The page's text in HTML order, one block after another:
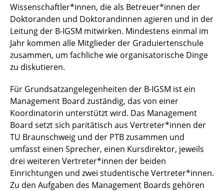
Wissenschaftler*innen, die als Betreuer*innen der
Doktoranden und Doktorandinnen agieren und in der
Leitung der B-IGSM mitwirken. Mindestens einmal im
Jahr kommen alle Mitglieder der Graduiertenschule
zusammen, um fachliche wie organisatorische Dinge
zu diskutieren.
Für Grundsatzangelegenheiten der B-IGSM ist ein
Management Board zuständig, das von einer
Koordinatorin unterstützt wird. Das Management
Board setzt sich paritätisch aus Vertreter*innen der
TU Braunschweig und der PTB zusammen und
umfasst einen Sprecher, einen Kursdirektor, jeweils
drei weiteren Vertreter*innen der beiden
Einrichtungen und zwei studentische Vertreter*innen.
Zu den Aufgaben des Management Boards gehören